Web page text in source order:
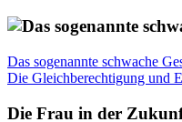
Das sogenannte schwache
Die Gleichberechtigung und
Die Frau in der